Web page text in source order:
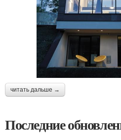
читать дальше →
Последние